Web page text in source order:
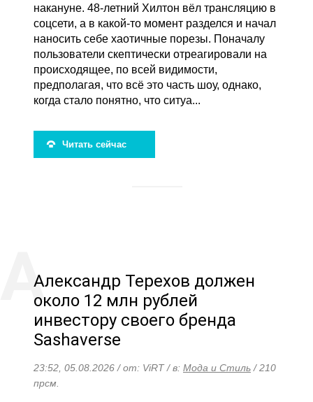
накануне. 48-летний Хилтон вёл трансляцию в
соцсети, а в какой-то момент разделся и начал
наносить себе хаотичные порезы. Поначалу
пользователи скептически отреагировали на
происходящее, по всей видимости,
предполагая, что всё это часть шоу, однако,
когда стало понятно, что ситуа...
Читать сейчас
Александр Терехов должен
около 12 млн рублей
инвестору своего бренда
Sashaverse
23:52, 05.08.2026 / от: ViRT / в: Мода и Стиль / 210
прсм.